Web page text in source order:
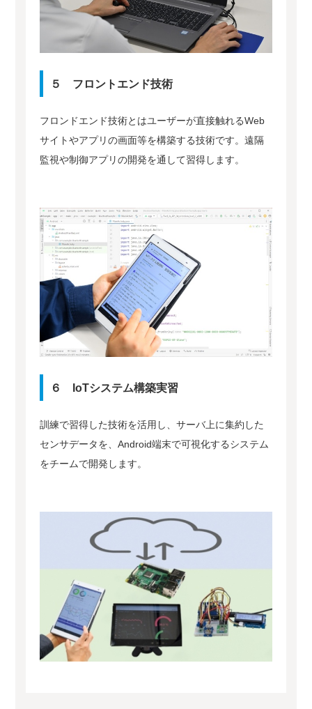
５ フロントエンド技術
フロンドエンド技術とはユーザーが直接触れるWeb
サイトやアプリの画面等を構築する技術です。遠隔
監視や制御アプリの開発を通して習得します。
６ IoTシステム構築実習
訓練で習得した技術を活用し、サーバ上に集約した
センサデータを、Android端末で可視化するシステム
をチームで開発します。